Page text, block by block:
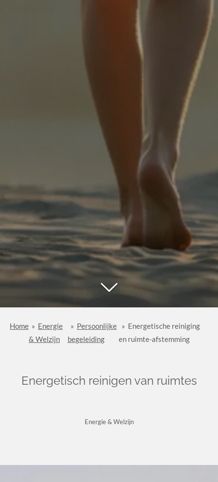
Home » Energie
& Welzijn
» Persoonlijke
begeleiding
» Energetische reiniging
en ruimte-afstemming
Energetisch reinigen van ruimtes
Energie & Welzijn